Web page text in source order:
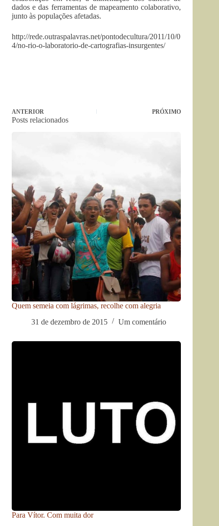
dados e das ferramentas de mapeamento colaborativo,
junto às populações afetadas.
http://rede.outraspalavras.net/pontodecultura/2011/10/0
4/no-rio-o-laboratorio-de-cartografias-insurgentes/
ANTERIOR PRÓXIMO
Posts relacionados
Quem semeia com lágrimas, recolhe com alegria
31 de dezembro de 2015
Um comentário
Para Vítor. Com muita dor